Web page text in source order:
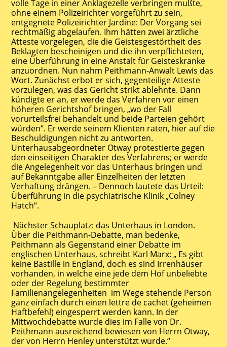
volle Tage in einer Anklagezelle verbringen mußte,
ohne einem Polizeirichter vorgeführt zu sein,
entgegnete Polizeirichter Jardine: Der Vorgang sei
rechtmäßig abgelaufen. Ihm hätten zwei ärztliche
Atteste vorgelegen, die die Geistesgestörtheit des
Beklagten bescheinigen und die ihn verpflichteten,
eine Überführung in eine Anstalt für Geisteskranke
anzuordnen. Nun nahm Peithmann-Anwalt Lewis das
Wort. Zunächst erbot er sich, gegenteilige Atteste
vorzulegen, was das Gericht strikt ablehnte. Dann
kündigte er an, er werde das Verfahren vor einen
höheren Gerichtshof bringen, „wo der Fall
vorurteilsfrei behandelt und beide Parteien gehört
würden“. Er werde seinem Klienten raten, hier auf die
Beschuldigungen nicht zu antworten.
Unterhausabgeordneter Otway protestierte gegen
den einseitigen Charakter des Verfahrens; er werde
die Angelegenheit vor das Unterhaus bringen und
auf Bekanntgabe aller Einzelheiten der letzten
Verhaftung drängen. – Dennoch lautete das Urteil:
Überführung in die psychiatrische Klinik „Colney
Hatch“.
Nächster Schauplatz: das Unterhaus in London.
Über die Peithmann-Debatte, man bedenke,
Peithmann als Gegenstand einer Debatte im
englischen Unterhaus, schreibt Karl Marx: „ Es gibt
keine Bastille in England, doch es sind Irrenhäuser
vorhanden, in welche eine jede dem Hof unbeliebte
oder der Regelung bestimmter
Familienangelegenheiten im Wege stehende Person
ganz einfach durch einen lettre de cachet (geheimen
Haftbefehl) eingesperrt werden kann. In der
Mittwochdebatte wurde dies im Falle von Dr.
Peithmann ausreichend bewiesen von Herrn Otway,
der von Herrn Henley unterstützt wurde.“